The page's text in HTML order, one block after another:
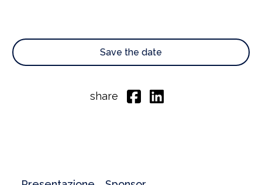
Save the date
share